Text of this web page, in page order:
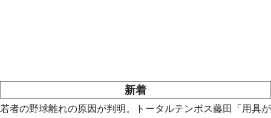
新着
若者の野球離れの原因が判明。トータルテンボス藤田「用具が